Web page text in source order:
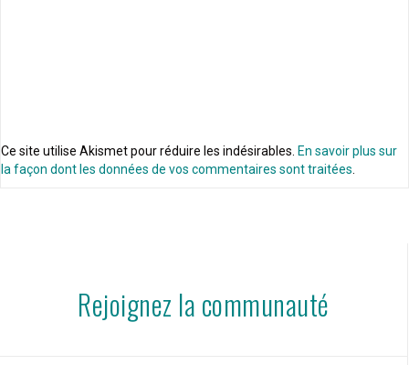
Ce site utilise Akismet pour réduire les indésirables. En savoir plus sur
la façon dont les données de vos commentaires sont traitées.
Rejoignez la communauté